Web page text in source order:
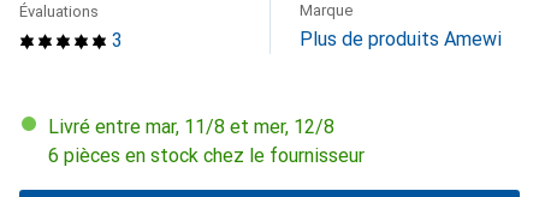
3
Évaluations Marque
Plus de produits Amewi
Livré entre mar, 11/8 et mer, 12/8
6 pièces en stock chez le fournisseur